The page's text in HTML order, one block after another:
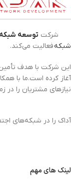
شرکت توسعه
شبکهفعالیت می‌کند.
این شرکت با هدف تأمین
آغاز کرده است.ما با
نیازهای مشتریان را در
آداک را در شبکه‌های
لینک های مهم